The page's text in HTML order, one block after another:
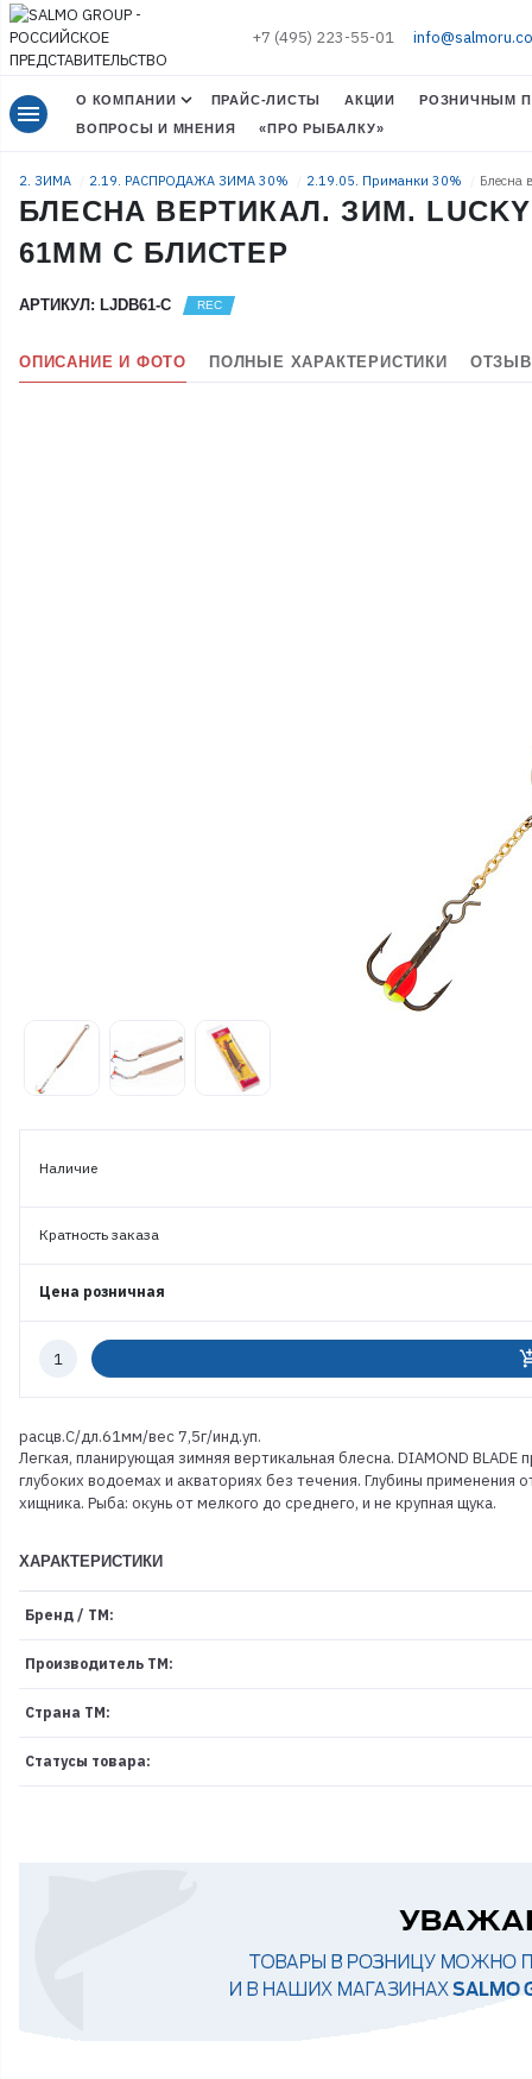
+7 (495) 223-55-01
menu О КОМПАНИИ ПРАЙС-ЛИСТЫ АКЦИИ
РОЗНИЧНЫМ
ВОПРОСЫ И МНЕНИЯ
«ПРО РЫБАЛКУ»
2. ЗИМА 2.19. РАСПРОДАЖА ЗИМА 30% 2.19.05. Приманки 30% Блесна
БЛЕСНА ВЕРТИКАЛ. ЗИМ. LUCKY
61ММ C БЛИСТЕР
АРТИКУЛ: LJDB61-C
ОПИСАНИЕ И ФОТО ПОЛНЫЕ ХАРАКТЕРИСТИКИ
Наличие
Кратность заказа
Цена розничная
Количество
расцв.С/дл.61мм/вес 7,5г/инд.уп.
Легкая, планирующая зимняя вертикальная блесна. DIAMOND
глубоких водоемах и акваториях без течения. Глубины
хищника. Рыба: окунь от мелкого до среднего, и не крупная щука.
ХАРАКТЕРИСТИКИ
Бренд / ТМ:
Производитель ТМ:
Страна ТМ:
Статусы товара: